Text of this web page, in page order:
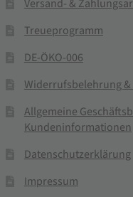
Versand- &
Treueprogramm
DE-ÖKO-006
Widerrufsbelehrung
Allgemeine
Kundeninformationen
Datenschutzerklärung
Impressum